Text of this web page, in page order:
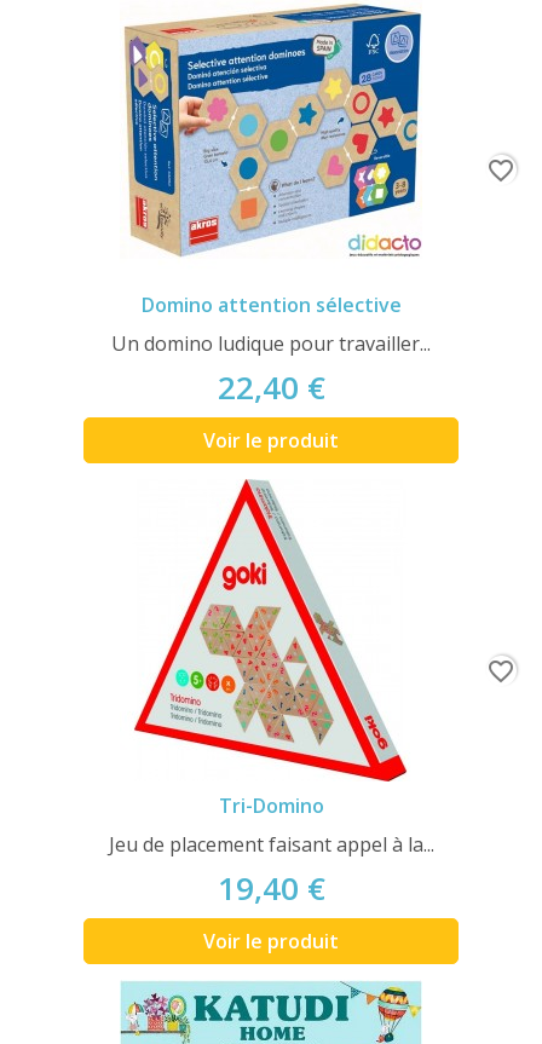
Domino attention sélective
Un domino ludique pour travailler...
22,40 €
Voir le produit
favorite_border
Tri-Domino
Jeu de placement faisant appel à la...
19,40 €
Voir le produit
favorite_border